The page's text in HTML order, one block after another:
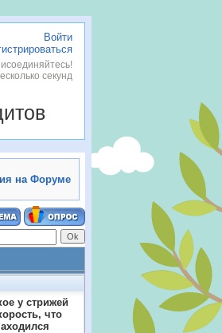
Войти
секунд
на Форуме
у стрижей
что